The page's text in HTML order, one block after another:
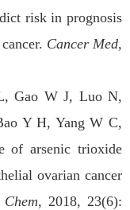
risk in prognosis
Cancer Med,
Gao W J, Luo N,
Y H, Yang W C,
of arsenic trioxide
ovarian cancer
, 2018, 23(6):